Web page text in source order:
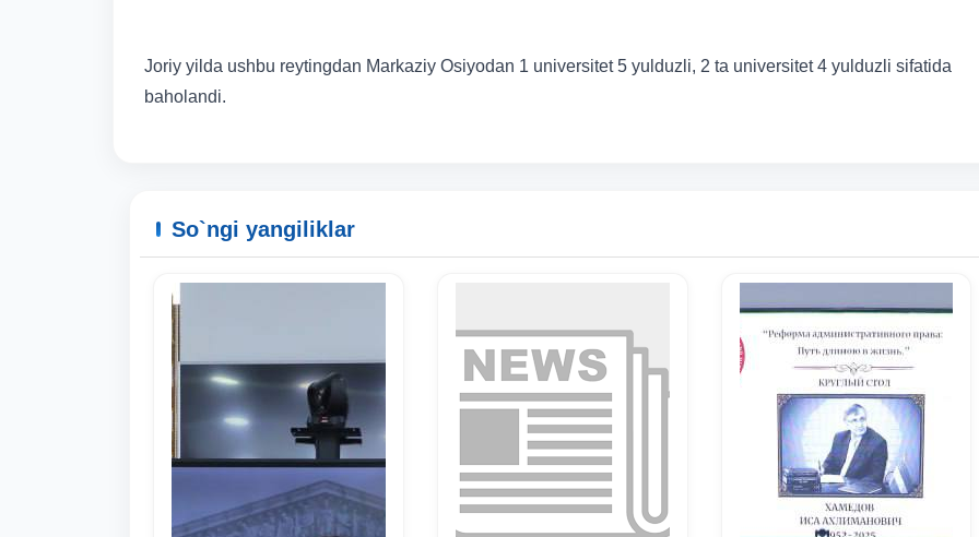
Joriy yilda ushbu reytingdan Markaziy Osiyodan 1 universitet 5 yulduzli, 2 ta universitet 4 yulduzli sifatida
baholandi.
So`ngi yangiliklar